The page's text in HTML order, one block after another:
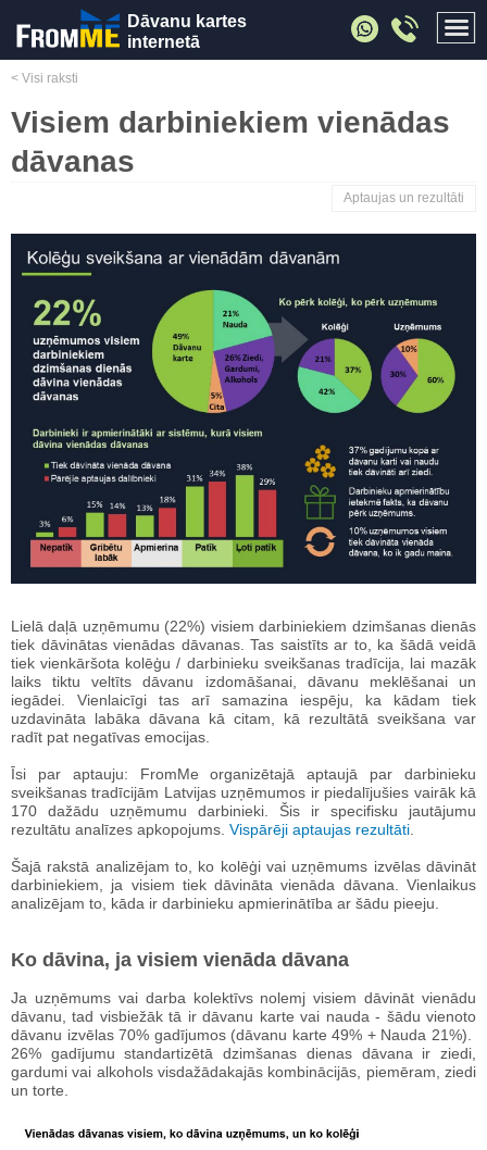
Dāvanu kartes
internetā
< Visi raksti
Visiem darbiniekiem vienādas
dāvanas
Aptaujas un rezultāti
Lielā daļā uzņēmumu (22%) visiem darbiniekiem dzimšanas dienās
tiek dāvinātas vienādas dāvanas. Tas saistīts ar to, ka šādā veidā
tiek vienkāršota kolēģu / darbinieku sveikšanas tradīcija, lai mazāk
laiks tiktu veltīts dāvanu izdomāšanai, dāvanu meklēšanai un
iegādei. Vienlaicīgi tas arī samazina iespēju, ka kādam tiek
uzdavināta labāka dāvana kā citam, kā rezultātā sveikšana var
radīt pat negatīvas emocijas.
Īsi par aptauju: FromMe organizētajā aptaujā par darbinieku
sveikšanas tradīcijām Latvijas uzņēmumos ir piedalījušies vairāk kā
170 dažādu uzņēmumu darbinieki. Šis ir specifisku jautājumu
rezultātu analīzes apkopojums. Vispārēji aptaujas rezultāti
Šajā rakstā analizējam to, ko kolēģi vai uzņēmums izvēlas dāvināt
darbiniekiem, ja visiem tiek dāvināta vienāda dāvana. Vienlaikus
analizējam to, kāda ir darbinieku apmierinātība ar šādu pieeju.
Ko dāvina, ja visiem vienāda dāvana
Ja uzņēmums vai darba kolektīvs nolemj visiem dāvināt vienādu
dāvanu, tad visbiežāk tā ir dāvanu karte vai nauda - šādu vienoto
dāvanu izvēlas 70% gadījumos (dāvanu karte 49% + Nauda 21%).
26% gadījumu standartizētā dzimšanas dienas dāvana ir ziedi,
gardumi vai alkohols visdažādakajās kombinācijās, piemēram, ziedi
un torte.